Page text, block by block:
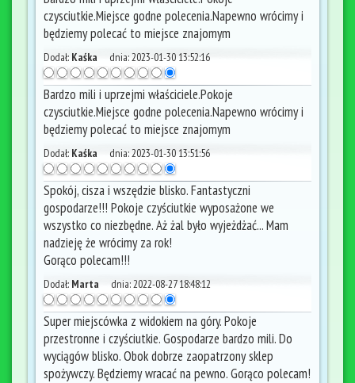
czysciutkie.Miejsce godne polecenia.Napewno wrócimy i
będziemy polecać to miejsce znajomym
Dodał: Kaśka dnia:2023-01-30 13:52:16
Bardzo mili i uprzejmi właściciele.Pokoje
czysciutkie.Miejsce godne polecenia.Napewno wrócimy i
będziemy polecać to miejsce znajomym
Dodał: Kaśka dnia:2023-01-30 13:51:56
Spokój, cisza i wszędzie blisko. Fantastyczni
gospodarze!!! Pokoje czyściutkie wyposażone we
wszystko co niezbędne. Aż żal było wyjeżdżać... Mam
nadzieję że wrócimy za rok!
Gorąco polecam!!!
Dodał: Marta dnia:2022-08-27 18:48:12
Super miejscówka z widokiem na góry. Pokoje
przestronne i czyściutkie. Gospodarze bardzo mili. Do
wyciągów blisko. Obok dobrze zaopatrzony sklep
spożywczy. Będziemy wracać na pewno. Gorąco polecam!